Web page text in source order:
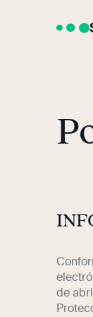
de